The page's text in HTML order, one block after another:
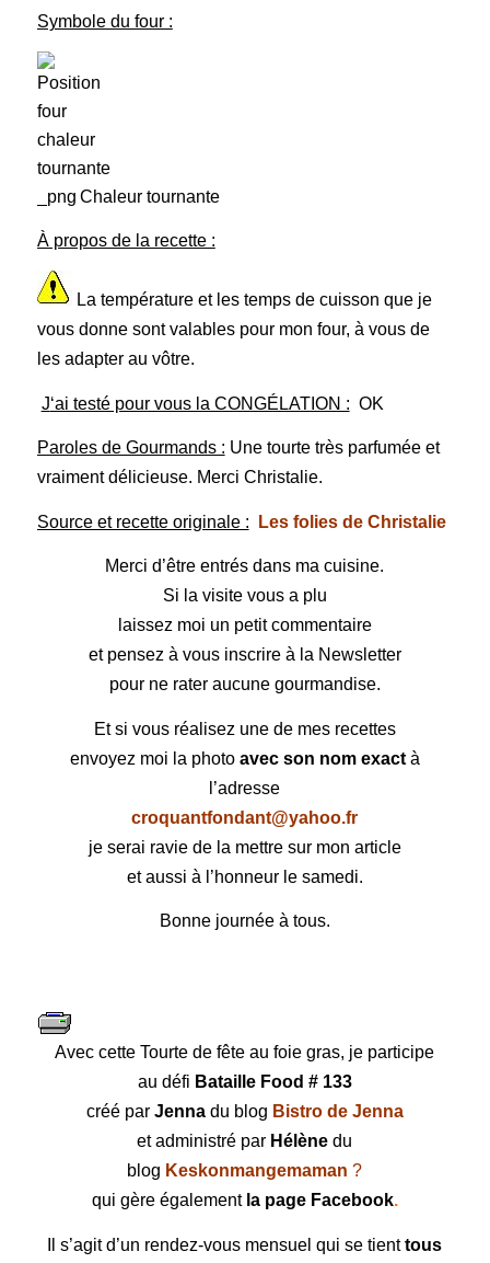
Symbole du four :
Chaleur tournante
À propos de la recette :
La température et les temps de cuisson que je
vous donne sont valables pour mon four, à vous de
les adapter au vôtre.
J‘ai testé pour vous la CONGÉLATION : OK
Paroles de Gourmands : Une tourte très parfumée et
vraiment délicieuse. Merci Christalie.
Source et recette originale : Les folies de Christalie
Merci d’être entrés dans ma cuisine.
Si la visite vous a plu
laissez moi un petit commentaire
et pensez à vous inscrire à la Newsletter
pour ne rater aucune gourmandise.
Et si vous réalisez une de mes recettes
envoyez moi la photo avec son nom exactà
l’adresse
croquantfondant@yahoo.fr
je serai ravie de la mettre sur mon article
et aussi à l’honneur le samedi.
Bonne journée à tous.
Avec cetteTourte de fête au foie gras, je participe
au défi Bataille Food # 133
créé par Jennadu blog Bistro deJenna
et administré par Hélène du
blog Keskonmangemaman ?
qui gère également la page Facebook.
Il s’agit d’un rendez-vous mensuel qui se tienttous